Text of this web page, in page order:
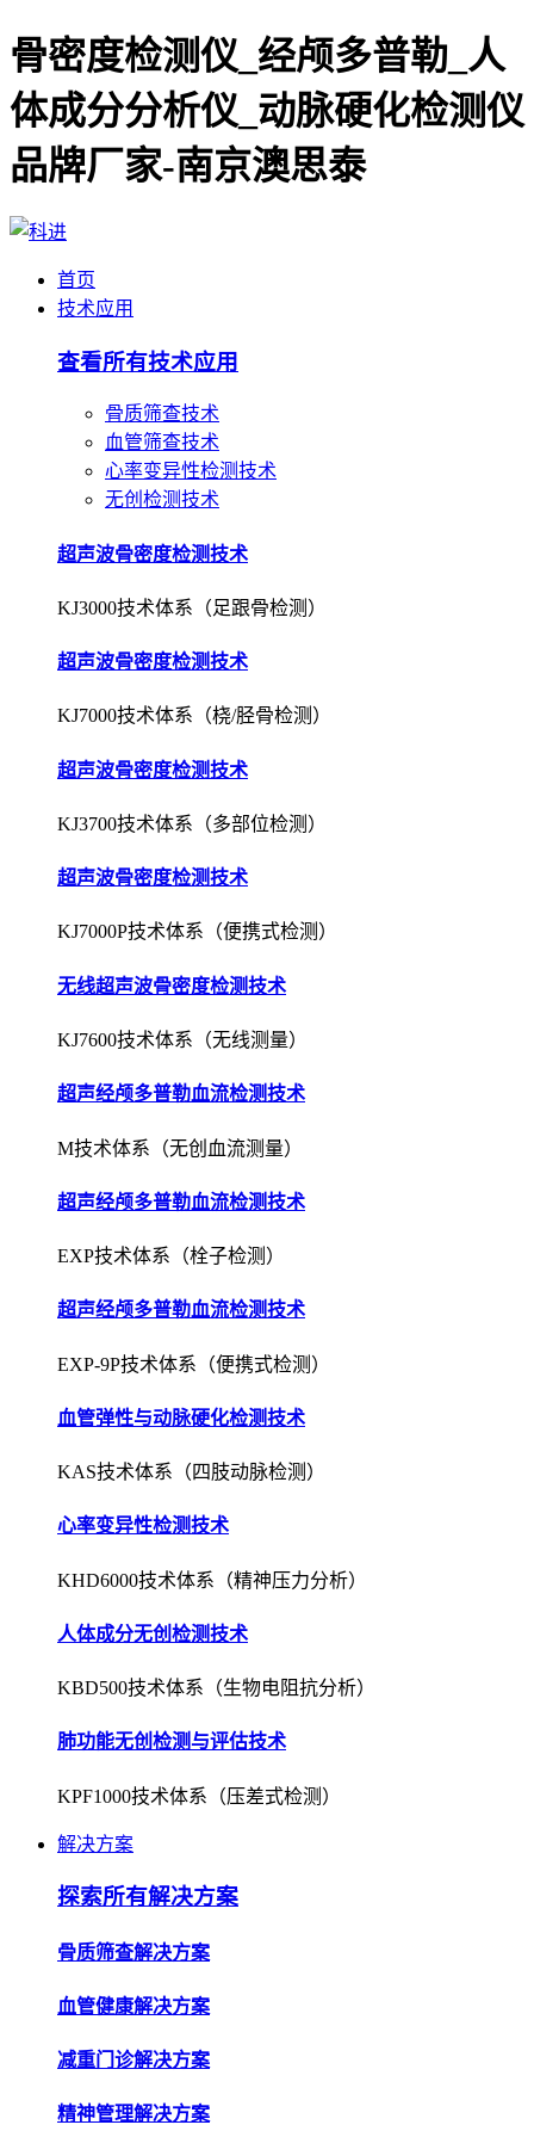
骨密度检测仪_经颅多普勒_人
体成分分析仪_动脉硬化检测仪
品牌厂家-南京澳思泰
首页
技术应用
查看所有技术应用
骨质筛查技术
血管筛查技术
心率变异性检测技术
无创检测技术
超声波骨密度检测技术
KJ3000技术体系（足跟骨检测）
超声波骨密度检测技术
KJ7000技术体系（桡/胫骨检测）
超声波骨密度检测技术
KJ3700技术体系（多部位检测）
超声波骨密度检测技术
KJ7000P技术体系（便携式检测）
无线超声波骨密度检测技术
KJ7600技术体系（无线测量）
超声经颅多普勒血流检测技术
M技术体系（无创血流测量）
超声经颅多普勒血流检测技术
EXP技术体系（栓子检测）
超声经颅多普勒血流检测技术
EXP-9P技术体系（便携式检测）
血管弹性与动脉硬化检测技术
KAS技术体系（四肢动脉检测）
心率变异性检测技术
KHD6000技术体系（精神压力分析）
人体成分无创检测技术
KBD500技术体系（生物电阻抗分析）
肺功能无创检测与评估技术
KPF1000技术体系（压差式检测）
解决方案
探索所有解决方案
骨质筛查解决方案
血管健康解决方案
减重门诊解决方案
精神管理解决方案